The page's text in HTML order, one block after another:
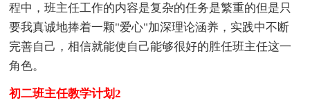
程中，班主任工作的内容是复杂的任务是繁重的但是只
要我真诚地捧着一颗"爱心"加深理论涵养，实践中不断
完善自己，相信就能使自己能够很好的胜任班主任这一
角色。
初二班主任教学计划2